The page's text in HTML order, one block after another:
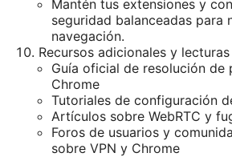
Mantén tus extensiones y
seguridad balanceadas para
navegación.
Recursos adicionales y
Guía oficial de resolución de
Chrome
Tutoriales de configuración
Artículos sobre WebRTC y
Foros de usuarios y
sobre VPN y Chrome